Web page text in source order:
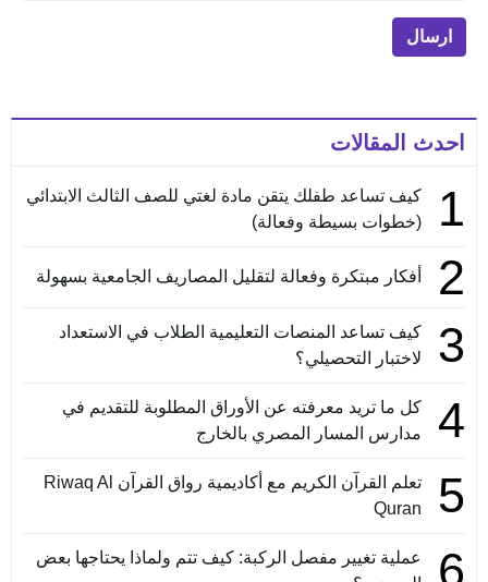
احدث المقالات
1
كيف تساعد طفلك يتقن مادة لغتي للصف الثالث الابتدائي
(خطوات بسيطة وفعالة)
2 أفكار مبتكرة وفعالة لتقليل المصاريف الجامعية بسهولة
3
كيف تساعد المنصات التعليمية الطلاب في الاستعداد
لاختبار التحصيلي؟
4
كل ما تريد معرفته عن الأوراق المطلوبة للتقديم في
مدارس المسار المصري بالخارج
5
تعلم القرآن الكريم مع أكاديمية رواق القرآن Riwaq Al
Quran
6
عملية تغيير مفصل الركبة: كيف تتم ولماذا يحتاجها بعض